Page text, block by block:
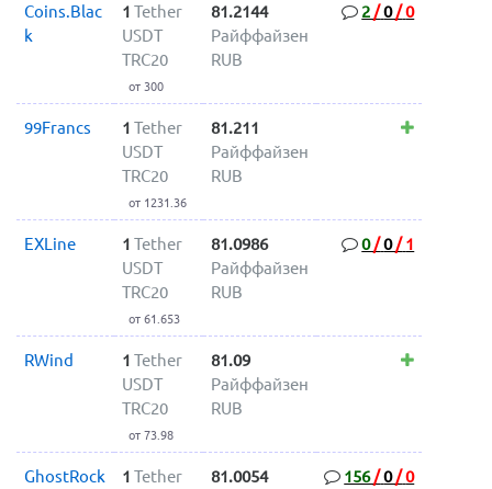
Coins.Blac
k
1 Tether
USDT
TRC20
от 300
81.2144
Райффайзен
RUB
2 /0/0
99Francs 1 Tether
USDT
TRC20
от 1231.36
81.211
Райффайзен
RUB
EXLine 1 Tether
USDT
TRC20
от 61.653
81.0986
Райффайзен
RUB
0/0/ 1
RWind 1 Tether
USDT
TRC20
от 73.98
81.09
Райффайзен
RUB
GhostRock
1 Tether
81.0054
156/0/0